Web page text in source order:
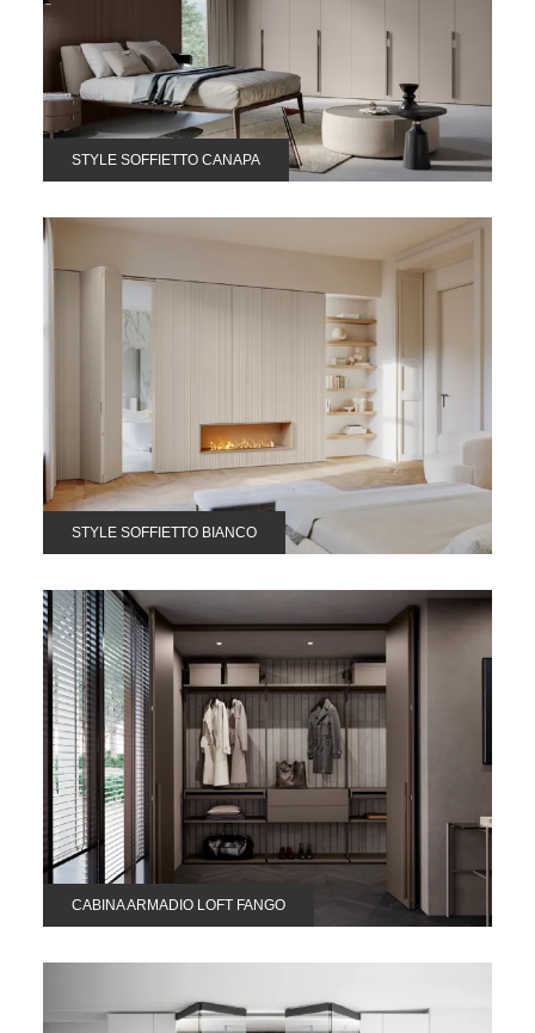
STYLE SOFFIETTO CANAPA
STYLE SOFFIETTO BIANCO
CABINA ARMADIO LOFT FANGO